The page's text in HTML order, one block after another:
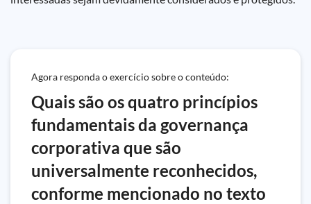
Agora responda o exercício sobre o conteúdo:
Quais são os quatro princípios
fundamentais da governança
corporativa que são
universalmente reconhecidos,
conforme mencionado no texto